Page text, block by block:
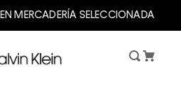
MERCADERÍA SELECCIONADA